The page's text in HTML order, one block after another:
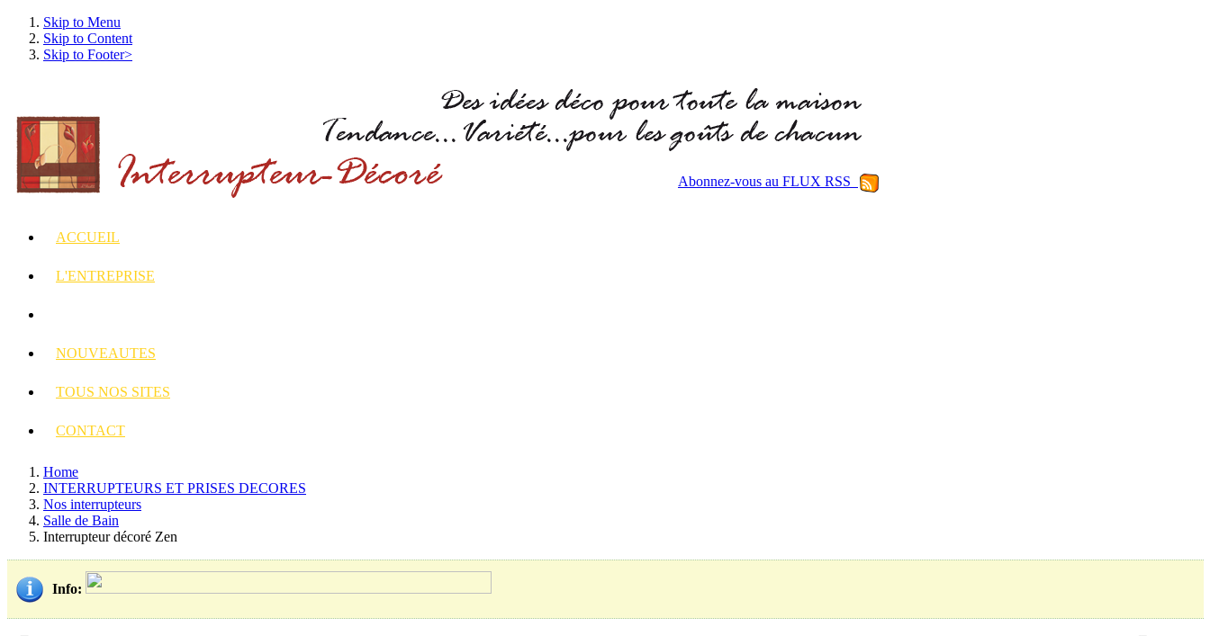
Skip to Menu
Skip to Content
Skip to Footer>
Abonnez-vous au FLUX RSS
ACCUEIL
L'ENTREPRISE
NOUVEAUTES
TOUS NOS SITES
CONTACT
Home
INTERRUPTEURS ET PRISES DECORES
Nos interrupteurs
Salle de Bain
Interrupteur décoré Zen
Info: